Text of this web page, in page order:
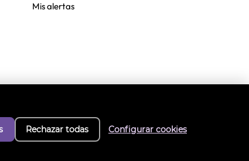
Mis alertas
Rechazar todas Configurar cookies